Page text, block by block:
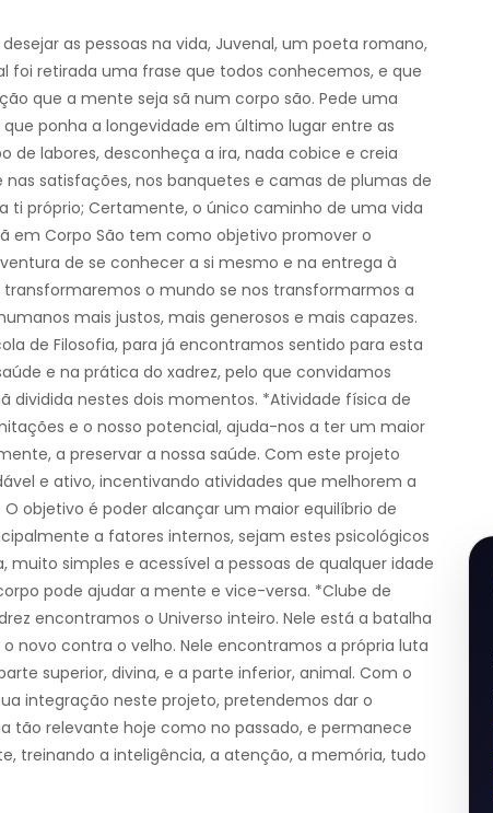
as pessoas na vida, Juvenal, um poeta romano,
foi retirada uma frase que todos conhecemos, e que
que a mente seja sã num corpo são. Pede uma
ponha a longevidade em último lugar entre as
de labores, desconheça a ira, nada cobice e creia
satisfações, nos banquetes e camas de plumas de
ti próprio; Certamente, o único caminho de uma vida
em Corpo São tem como objetivo promover o
de se conhecer a si mesmo e na entrega à
o mundo se nos transformarmos a
mais justos, mais generosos e mais capazes.
de Filosofia, para já encontramos sentido para esta
e na prática do xadrez, pelo que convidamos
dividida nestes dois momentos. *Atividade física de
e o nosso potencial, ajuda-nos a ter um maior
a preservar a nossa saúde. Com este projeto
e ativo, incentivando atividades que melhorem a
objetivo é poder alcançar um maior equilíbrio de
a fatores internos, sejam estes psicológicos
simples e acessível a pessoas de qualquer idade
pode ajudar a mente e vice-versa. *Clube de
encontramos o Universo inteiro. Nele está a batalha
novo contra o velho. Nele encontramos a própria luta
superior, divina, e a parte inferior, animal. Com o
integração neste projeto, pretendemos dar o
tão relevante hoje como no passado, e permanece
treinando a inteligência, a atenção, a memória, tudo